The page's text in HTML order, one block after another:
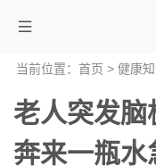
当前位置： 首页 > 健康
老人突发脑
奔来一瓶水